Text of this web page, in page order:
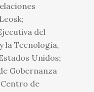
del
la Tecnología,
Unidos;
Gobernanza
de